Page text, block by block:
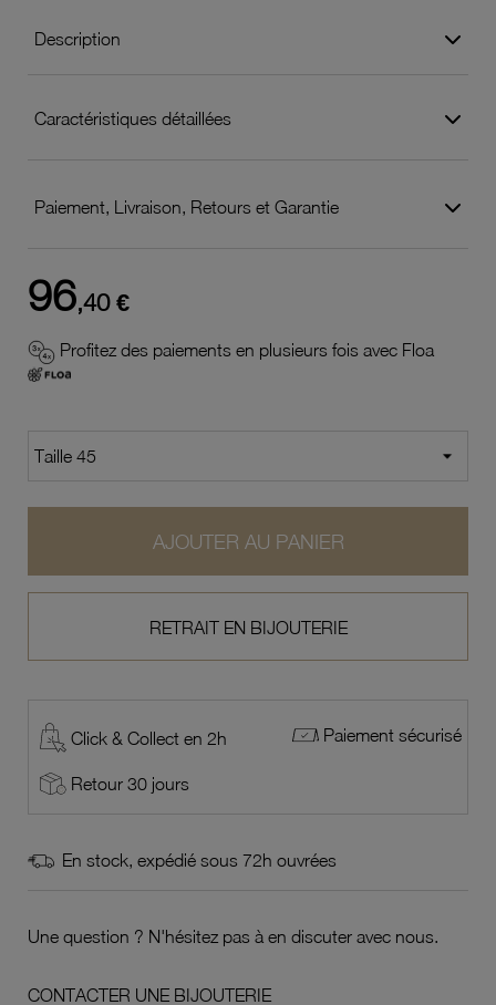
Description
Caractéristiques détaillées
Paiement, Livraison, Retours et Garantie
96,40 €
Profitez des paiements en plusieurs fois avec Floa
AJOUTER AU PANIER
RETRAIT EN BIJOUTERIE
Click & Collect en 2h Paiement sécurisé
Retour 30 jours
En stock, expédié sous 72h ouvrées
Une question ? N'hésitez pas à en discuter avec nous.
CONTACTER UNE BIJOUTERIE